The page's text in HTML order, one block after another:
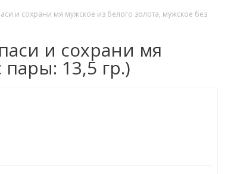
и сохрани мя мужское из белого золота, мужское без
и сохрани мя
13,5 гр.)